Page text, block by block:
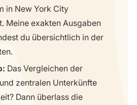
in New York City
Meine exakten Ausgaben
du übersichtlich in der
Das Vergleichen der
zentralen Unterkünfte
Dann überlass die